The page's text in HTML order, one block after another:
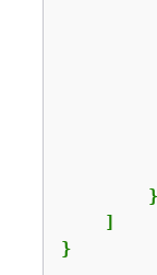
        }
    ]
}